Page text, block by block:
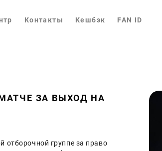
Контакты Кешбэк FAN ID
ЗА ВЫХОД НА
отборочной группе за право